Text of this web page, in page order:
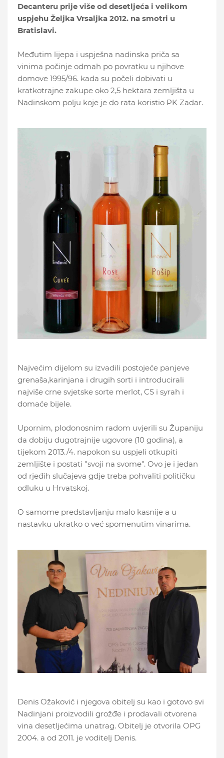
Decanteru prije više od desetljeća i velikom
uspjehu Željka Vrsaljka 2012. na smotri u
Bratislavi.
Međutim lijepa i uspješna nadinska priča sa
vinima počinje odmah po povratku u njihove
domove 1995/96. kada su počeli dobivati u
kratkotrajne zakupe oko 2,5 hektara zemljišta u
Nadinskom polju koje je do rata koristio PK Zadar.
Najvećim dijelom su izvadili postojeće panjeve
grenaša,karinjana i drugih sorti i introducirali
najviše crne svjetske sorte merlot, CS i syrah i
domaće bijele.
Upornim, plodonosnim radom uvjerili su Županiju
da dobiju dugotrajnije ugovore (10 godina), a
tijekom 2013./4. napokon su uspjeli otkupiti
zemljište i postati "svoji na svome". Ovo je i jedan
od rjeđih slučajeva gdje treba pohvaliti političku
odluku u Hrvatskoj.
O samome predstavljanju malo kasnije a u
nastavku ukratko o već spomenutim vinarima.
Denis Ožaković i njegova obitelj su kao i gotovo svi
Nadinjani proizvodili grožđe i prodavali otvorena
vina desetljećima unatrag. Obitelj je otvorila OPG
2004. a od 2011. je voditelj Denis.